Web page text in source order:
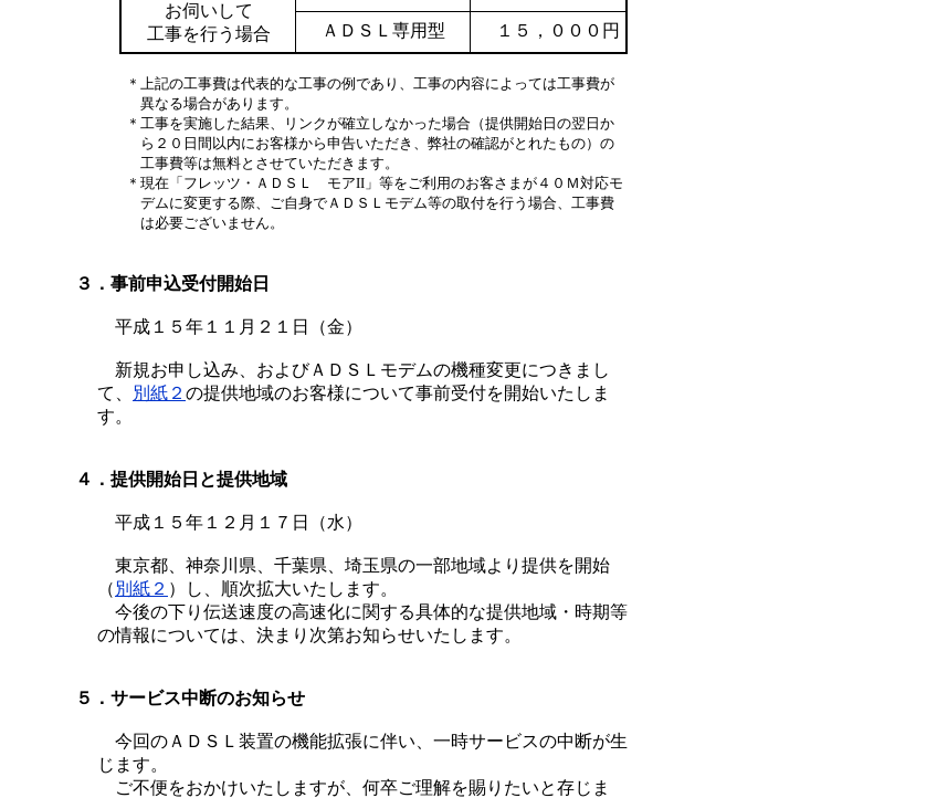
お伺いして
工事を行う場合
ＡＤＳＬ専用型 １５，０００円
＊ 上記の工事費は代表的な工事の例であり、工事の内容によっては工事費が
異なる場合があります。
＊ 工事を実施した結果、リンクが確立しなかった場合（提供開始日の翌日か
ら２０日間以内にお客様から申告いただき、弊社の確認がとれたもの）の
工事費等は無料とさせていただきます。
＊ 現在「フレッツ・ＡＤＳＬ モアII」等をご利用のお客さまが４０Ｍ対応モ
デムに変更する際、ご自身でＡＤＳＬモデム等の取付を行う場合、工事費
は必要ございません。
３．事前申込受付開始日
平成１５年１１月２１日（金）
新規お申し込み、およびＡＤＳＬモデムの機種変更につきまし
て、
別紙２ の提供地域のお客様について事前受付を開始いたしま
す。
４．提供開始日と提供地域
平成１５年１２月１７日（水）
東京都、神奈川県、千葉県、埼玉県の一部地域より提供を開始
（ 別紙２ ）し、順次拡大いたします。
今後の下り伝送速度の高速化に関する具体的な提供地域・時期等
の情報については、決まり次第お知らせいたします。
５．サービス中断のお知らせ
今回のＡＤＳＬ装置の機能拡張に伴い、一時サービスの中断が生
じます。
ご不便をおかけいたしますが、何卒ご理解を賜りたいと存じま